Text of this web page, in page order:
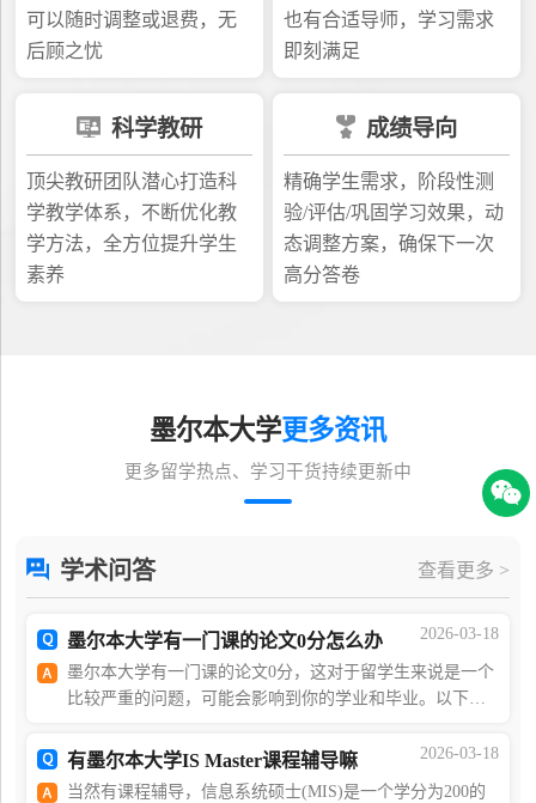
可以随时调整或退费，无
后顾之忧
也有合适导师，学习需求
即刻满足
科学教研
顶尖教研团队潜心打造科
学教学体系，不断优化教
学方法，全方位提升学生
素养
成绩导向
精确学生需求，阶段性测
验/评估/巩固学习效果，动
态调整方案，确保下一次
高分答卷
墨尔本大学更多资讯
更多留学热点、学习干货持续更新中
学术问答 查看更多 >
2026-03-18
墨尔本大学有一门课的论文0分怎么办
墨尔本大学有一门课的论文0分，这对于留学生来说是一个
比较严重的问题，可能会影响到你的学业和毕业。以下是
决这个问题。1 了解0分的原因首先，你需要了解你2026-03-18
有墨尔本大学IS Master课程辅导嘛
当然有课程辅导，信息系统硕士(MIS)是一个学分为200的